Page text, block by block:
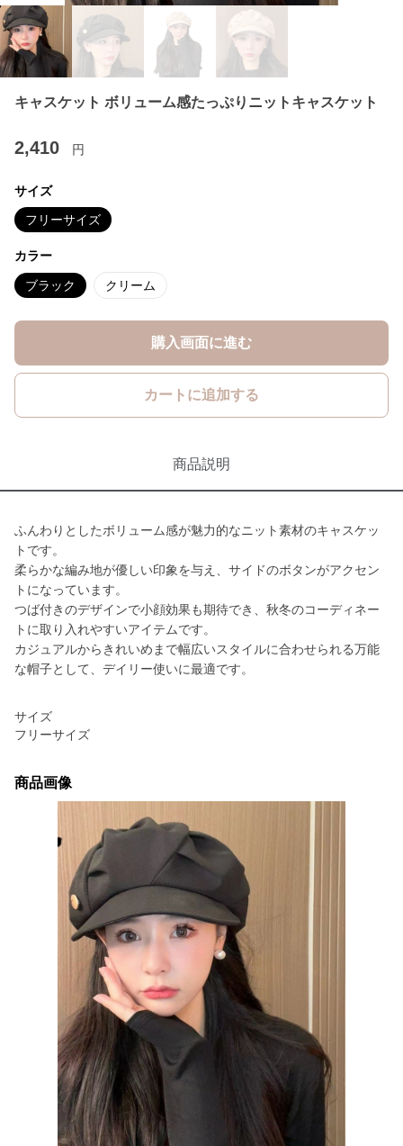
キャスケット ボリューム感たっぷりニットキャスケット
2,410 円
サイズ
フリーサイズ
カラー
ブラック クリーム
購入画面に進む
カートに追加する
商品説明
ふんわりとしたボリューム感が魅力的なニット素材のキャスケッ
トです。
柔らかな編み地が優しい印象を与え、サイドのボタンがアクセン
トになっています。
つば付きのデザインで小顔効果も期待でき、秋冬のコーディネー
トに取り入れやすいアイテムです。
カジュアルからきれいめまで幅広いスタイルに合わせられる万能
な帽子として、デイリー使いに最適です。
サイズ
フリーサイズ
商品画像